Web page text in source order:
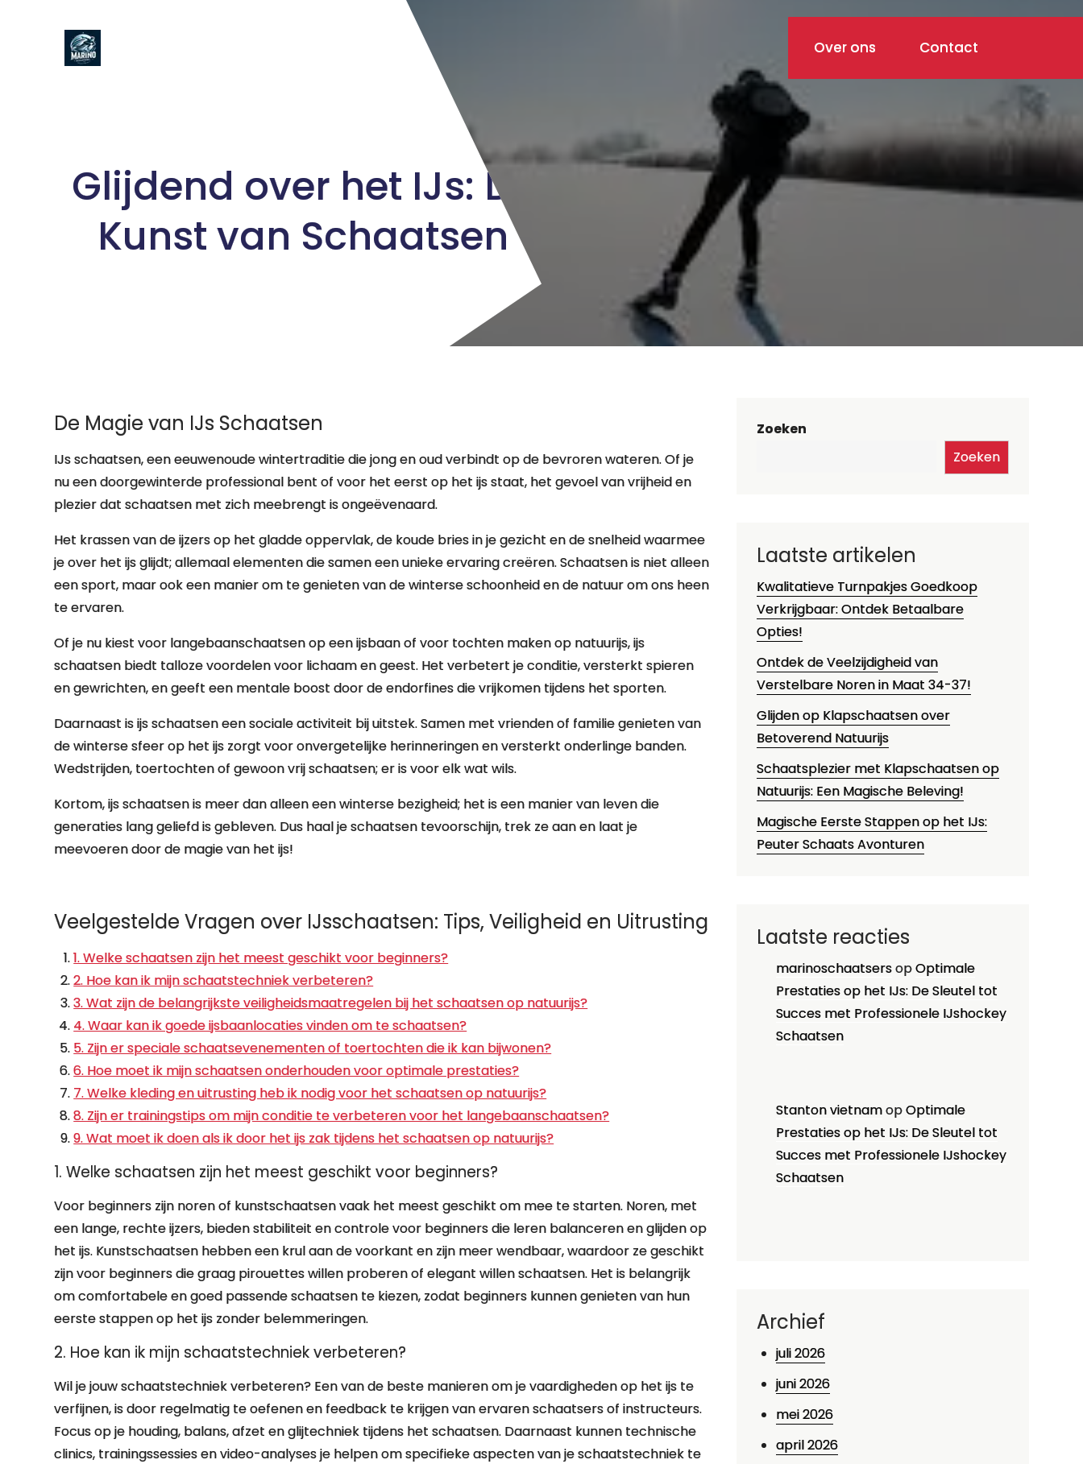
Over ons Contact
Glijdend over het IJs: De
Kunst van Schaatsen
De Magie van IJs Schaatsen
IJs schaatsen, een eeuwenoude wintertraditie die jong en oud verbindt op de bevroren wateren. Of je
nu een doorgewinterde professional bent of voor het eerst op het ijs staat, het gevoel van vrijheid en
plezier dat schaatsen met zich meebrengt is ongeëvenaard.
Het krassen van de ijzers op het gladde oppervlak, de koude bries in je gezicht en de snelheid waarmee
je over het ijs glijdt; allemaal elementen die samen een unieke ervaring creëren. Schaatsen is niet alleen
een sport, maar ook een manier om te genieten van de winterse schoonheid en de natuur om ons heen
te ervaren.
Of je nu kiest voor langebaanschaatsen op een ijsbaan of voor tochten maken op natuurijs, ijs
schaatsen biedt talloze voordelen voor lichaam en geest. Het verbetert je conditie, versterkt spieren
en gewrichten, en geeft een mentale boost door de endorfines die vrijkomen tijdens het sporten.
Daarnaast is ijs schaatsen een sociale activiteit bij uitstek. Samen met vrienden of familie genieten van
de winterse sfeer op het ijs zorgt voor onvergetelijke herinneringen en versterkt onderlinge banden.
Wedstrijden, toertochten of gewoon vrij schaatsen; er is voor elk wat wils.
Kortom, ijs schaatsen is meer dan alleen een winterse bezigheid; het is een manier van leven die
generaties lang geliefd is gebleven. Dus haal je schaatsen tevoorschijn, trek ze aan en laat je
meevoeren door de magie van het ijs!
Veelgestelde Vragen over IJsschaatsen: Tips, Veiligheid en Uitrusting
1. Welke schaatsen zijn het meest geschikt voor beginners?
2. Hoe kan ik mijn schaatstechniek verbeteren?
3. Wat zijn de belangrijkste veiligheidsmaatregelen bij het schaatsen op natuurijs?
4. Waar kan ik goede ijsbaanlocaties vinden om te schaatsen?
5. Zijn er speciale schaatsevenementen of toertochten die ik kan bijwonen?
6. Hoe moet ik mijn schaatsen onderhouden voor optimale prestaties?
7. Welke kleding en uitrusting heb ik nodig voor het schaatsen op natuurijs?
8. Zijn er trainingstips om mijn conditie te verbeteren voor het langebaanschaatsen?
9. Wat moet ik doen als ik door het ijs zak tijdens het schaatsen op natuurijs?
1. Welke schaatsen zijn het meest geschikt voor beginners?
Voor beginners zijn noren of kunstschaatsen vaak het meest geschikt om mee te starten. Noren, met
een lange, rechte ijzers, bieden stabiliteit en controle voor beginners die leren balanceren en glijden op
het ijs. Kunstschaatsen hebben een krul aan de voorkant en zijn meer wendbaar, waardoor ze geschikt
zijn voor beginners die graag pirouettes willen proberen of elegant willen schaatsen. Het is belangrijk
om comfortabele en goed passende schaatsen te kiezen, zodat beginners kunnen genieten van hun
eerste stappen op het ijs zonder belemmeringen.
2. Hoe kan ik mijn schaatstechniek verbeteren?
Wil je jouw schaatstechniek verbeteren? Een van de beste manieren om je vaardigheden op het ijs te
verfijnen, is door regelmatig te oefenen en feedback te krijgen van ervaren schaatsers of instructeurs.
Focus op je houding, balans, afzet en glijtechniek tijdens het schaatsen. Daarnaast kunnen technische
clinics, trainingssessies en video-analyses je helpen om specifieke aspecten van je schaatstechniek te
Zoeken
Zoeken
Laatste artikelen
Kwalitatieve Turnpakjes Goedkoop
Verkrijgbaar: Ontdek Betaalbare
Opties!
Ontdek de Veelzijdigheid van
Verstelbare Noren in Maat 34-37!
Glijden op Klapschaatsen over
Betoverend Natuurijs
Schaatsplezier met Klapschaatsen op
Natuurijs: Een Magische Beleving!
Magische Eerste Stappen op het IJs:
Peuter Schaats Avonturen
Laatste reacties
marinoschaatsersopOptimale
Prestaties op het IJs: De Sleutel tot
Succes met Professionele IJshockey
Schaatsen
Stanton vietnamopOptimale
Prestaties op het IJs: De Sleutel tot
Succes met Professionele IJshockey
Schaatsen
Archief
juli 2026
juni 2026
mei 2026
april 2026